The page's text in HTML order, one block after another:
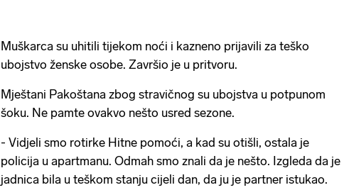
Muškarca su uhitili tijekom noći i kazneno prijavili za teško
ubojstvo ženske osobe. Završio je u pritvoru.
Mještani Pakoštana zbog stravičnog su ubojstva u potpunom
šoku. Ne pamte ovakvo nešto usred sezone.
- Vidjeli smo rotirke Hitne pomoći, a kad su otišli, ostala je
policija u apartmanu. Odmah smo znali da je nešto. Izgleda da je
jadnica bila u teškom stanju cijeli dan, da ju je partner istukao.